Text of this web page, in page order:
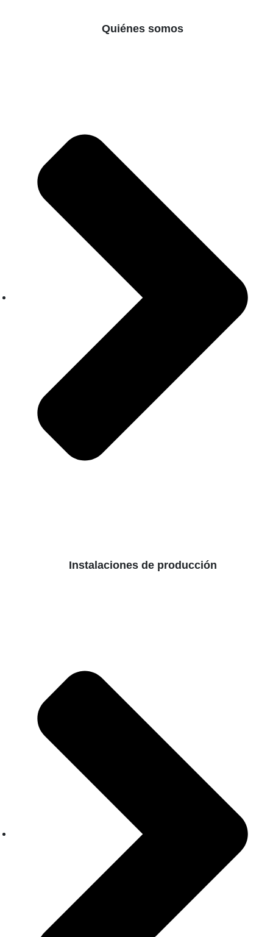
Quiénes somos
Instalaciones de producción